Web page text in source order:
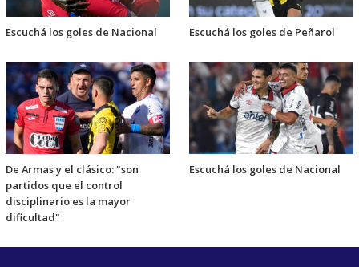
Escuchá los goles de Nacional Escuchá los goles de Peñarol
De Armas y el clásico: "son
partidos que el control
disciplinario es la mayor
dificultad"
Escuchá los goles de Nacional